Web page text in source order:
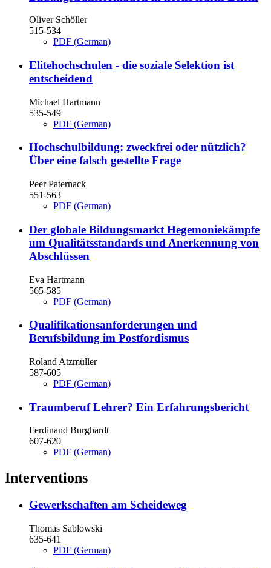
Oliver Schöller
515-534
PDF (German)
Elitehochschulen - die soziale Selektion ist
entscheidend
Michael Hartmann
535-549
PDF (German)
Hochschulbildung: zweckfrei oder nützlich?
Über eine falsch gestellte Frage
Peer Paternack
551-563
PDF (German)
Der globale Bildungsmarkt Hegemoniekämpfe
um Qualitätsstandards und Anerkennung von
Abschlüssen
Eva Hartmann
565-585
PDF (German)
Qualifikationsanforderungen und
Berufsbildung im Postfordismus
Roland Atzmüller
587-605
PDF (German)
Traumberuf Lehrer? Ein Erfahrungsbericht
Ferdinand Burghardt
607-620
PDF (German)
Interventions
Gewerkschaften am Scheideweg
Thomas Sablowski
635-641
PDF (German)